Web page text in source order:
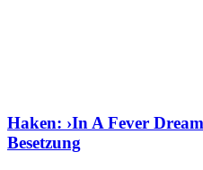
Haken: ›In A Fever
Besetzung